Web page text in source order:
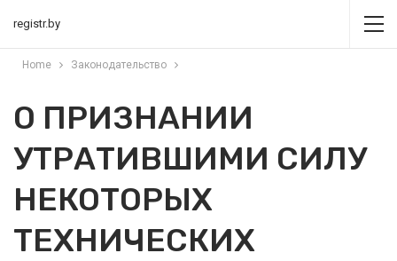
registr.by
Home Законодательство
О ПРИЗНАНИИ
УТРАТИВШИМИ СИЛУ
НЕКОТОРЫХ
ТЕХНИЧЕСКИХ